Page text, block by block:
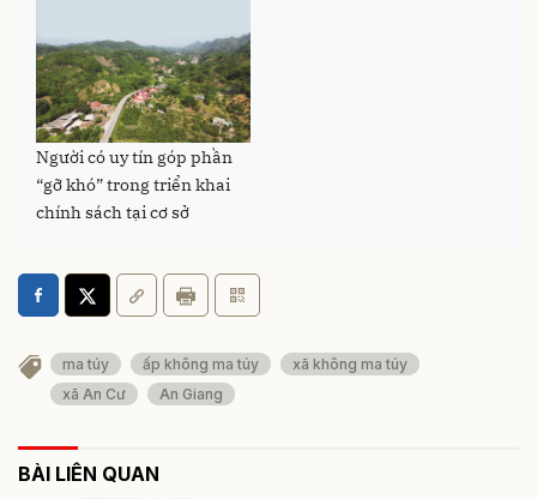
Người có uy tín góp phần
“gỡ khó” trong triển khai
chính sách tại cơ sở
ma túy ấp không ma túy
xã không ma túy
xã An Cư
An Giang
BÀI LIÊN QUAN